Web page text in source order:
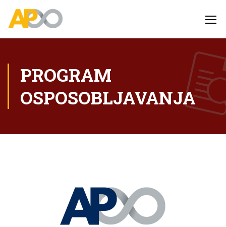
PROGRAM
OSPOSOBLJAVANJA